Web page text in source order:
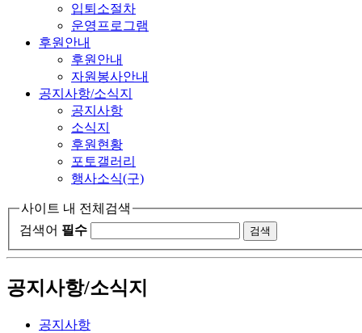
입퇴소절차
운영프로그램
후원안내
후원안내
자원봉사안내
공지사항/소식지
공지사항
소식지
후원현황
포토갤러리
행사소식(구)
사이트 내 전체검색
검색어 필수
공지사항/소식지
공지사항